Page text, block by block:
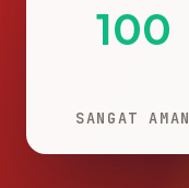
100
SANGAT AMAN